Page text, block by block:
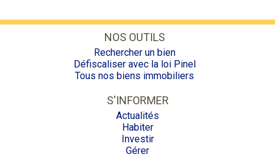
NOS OUTILS
Rechercher un bien
Défiscaliser avec la loi Pinel
Tous nos biens immobiliers
S'INFORMER
Actualités
Habiter
Investir
Gérer